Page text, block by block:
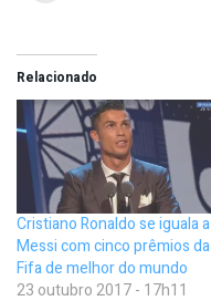
Relacionado
Cristiano Ronaldo se iguala a
Messi com cinco prêmios da
Fifa de melhor do mundo
23 outubro 2017 - 17h11